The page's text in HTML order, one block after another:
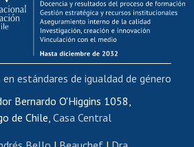
Funcionarias/os
internos de capacitación
del personal
de movilidad interna
de renta
de renta honorarios
Bernardo O'Higgins 1058,
de Chile,Casa Central
estándares de igualdad de género